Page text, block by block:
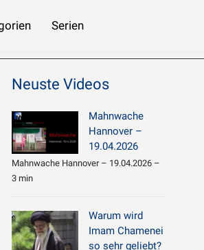
Serien
Neuste Videos
Mahnwache
Hannover –
19.04.2026
Mahnwache Hannover – 19.04.2026 –
3 min
Warum wird
Imam Chamenei
so sehr geliebt?